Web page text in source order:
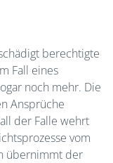
berechtigte
Fall eines
noch mehr. Die
Ansprüche
der Falle wehrt
vom
übernimmt der